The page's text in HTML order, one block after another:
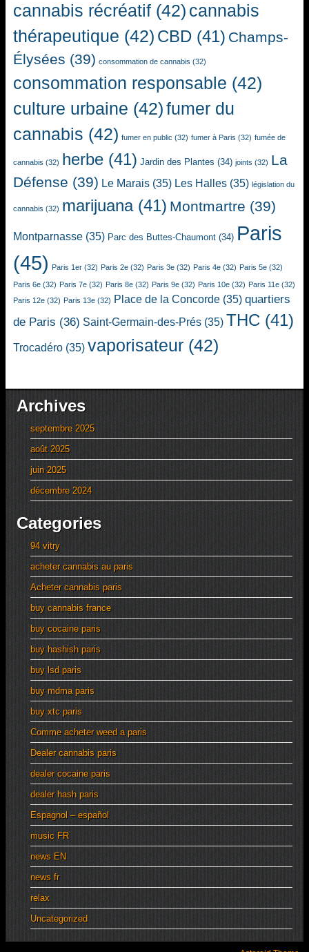
cannabis récréatif (42) cannabis
thérapeutique (42) CBD (41) Champs-
Élysées (39) consommation de cannabis (32)
consommation responsable (42)
culture urbaine (42)fumer du
cannabis (42) fumer en public (32) fumer à Paris (32) fumée de
cannabis (32) herbe (41) Jardin des Plantes (34) joints (32) La
Défense (39) Le Marais (35) Les Halles (35) législation du
cannabis (32) marijuana(41) Montmartre (39)
Montparnasse (35) Parc des Buttes-Chaumont (34) Paris
(45) Paris 1er (32) Paris 2e (32) Paris 3e (32) Paris 4e (32) Paris 5e (32)
Paris 6e (32) Paris 7e (32) Paris 8e (32) Paris 9e (32) Paris 10e (32) Paris 11e (32)
Paris 12e (32) Paris 13e (32) Place de la Concorde (35) quartiers
de Paris (36) Saint-Germain-des-Prés (35) THC (41)
Trocadéro (35) vaporisateur (42)
Archives
septembre 2025
août 2025
juin 2025
décembre 2024
Categories
94 vitry
acheter cannabis au paris
Acheter cannabis paris
buy cannabis france
buy cocaine paris
buy hashish paris
buy lsd paris
buy mdma paris
buy xtc paris
Comme acheter weed a paris
Dealer cannabis paris
dealer cocaine paris
dealer hash paris
Espagnol – español
music FR
news EN
news fr
relax
Uncategorized